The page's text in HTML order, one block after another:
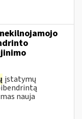
įstatymų
nauja